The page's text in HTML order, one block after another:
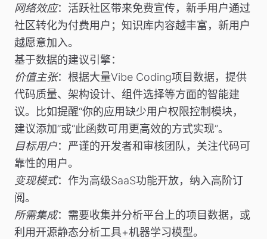
网络效应：活跃社区带来免费宣传，新手用户通过
社区转化为付费用户；知识库内容越丰富，新用户
越愿意加入。
基于数据的建议引擎：
价值主张：根据大量Vibe Coding项目数据，提供
代码质量、架构设计、组件选择等方面的智能建
议。比如提醒“你的应用缺少用户权限控制模块，
建议添加”或“此函数可用更高效的方式实现”。
目标用户：严谨的开发者和审核团队，关注代码可
靠性的用户。
变现模式：作为高级SaaS功能开放，纳入高阶订
阅。
所需集成：需要收集并分析平台上的项目数据，或
利用开源静态分析工具+机器学习模型。